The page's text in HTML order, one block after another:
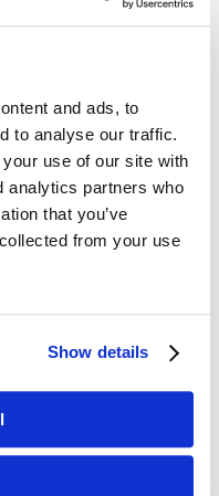
and ads, to
to analyse our traffic.
use of our site with
analytics partners who
that you’ve
from your use
Show details
7